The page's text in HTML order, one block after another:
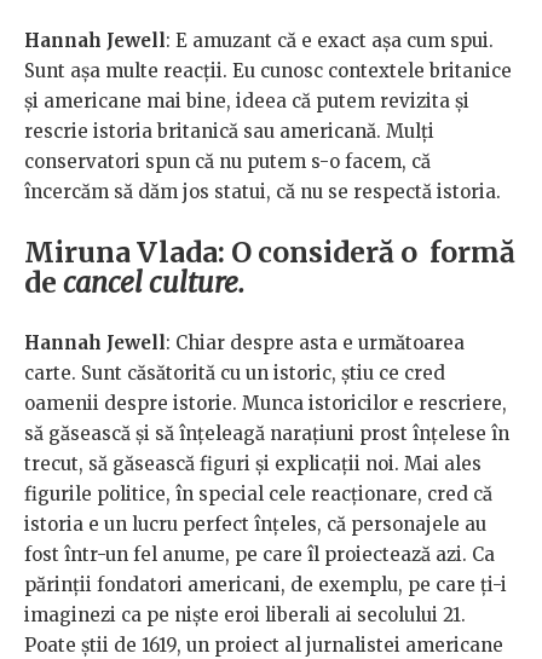
Hannah Jewell: E amuzant că e exact așa cum spui.
Sunt așa multe reacții. Eu cunosc contextele britanice
și americane mai bine, ideea că putem revizita și
rescrie istoria britanică sau americană. Mulți
conservatori spun că nu putem s-o facem, că
încercăm să dăm jos statui, că nu se respectă istoria.
Miruna Vlada: O consideră o formă
de cancel culture.
Hannah Jewell: Chiar despre asta e următoarea
carte. Sunt căsătorită cu un istoric, știu ce cred
oamenii despre istorie. Munca istoricilor e rescriere,
să găsească și să înțeleagă narațiuni prost înțelese în
trecut, să găsească figuri și explicații noi. Mai ales
figurile politice, în special cele reacționare, cred că
istoria e un lucru perfect înțeles, că personajele au
fost într-un fel anume, pe care îl proiectează azi. Ca
părinții fondatori americani, de exemplu, pe care ți-i
imaginezi ca pe niște eroi liberali ai secolului 21.
Poate știi de 1619, un proiect al jurnalistei americane